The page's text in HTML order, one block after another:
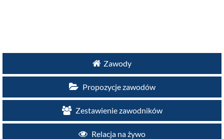
Zawody
Propozycje zawodów
Zestawienie zawodników
Relacja na żywo